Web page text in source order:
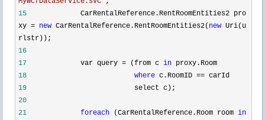
15
CarRentalReference.RentRoomEntities2 pro
xy = new CarRentalReference.RentRoomEntities2( new Uri(u
rlstr));
16
17
var query = (from c in proxy.Room
18
where c.RoomID == carId
19
select c);
20
21
foreach (CarRentalReference.Room room in